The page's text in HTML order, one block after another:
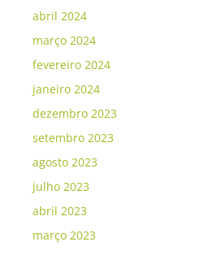
abril 2024
março 2024
fevereiro 2024
janeiro 2024
dezembro 2023
setembro 2023
agosto 2023
julho 2023
abril 2023
março 2023